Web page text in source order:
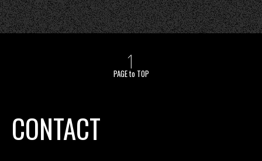
PAGE to TOP
CONTACT